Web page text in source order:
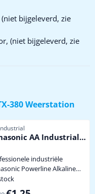
bijgeleverd, zie
(niet bijgeleverd, zie
380 Weerstation
AA Industrial
industriële
Powerline Alkaline
capaciteit dus
vaak batterijen wisselen.
pour 1,25